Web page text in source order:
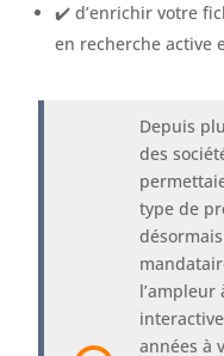
✔️ d’enrichir votre
en recherche active
Depuis
des
type de
années à